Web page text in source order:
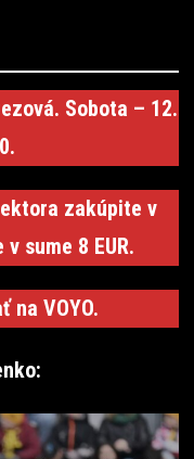
Sobota – 12.
zakúpite v
sume 8 EUR.
na VOYO.